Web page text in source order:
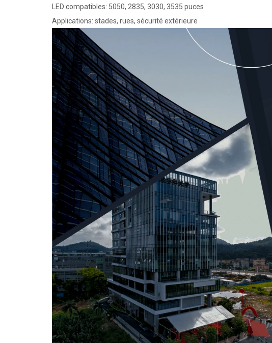
LED compatibles: 5050, 2835, 3030, 3535 puces
Applications: stades, rues, sécurité extérieure